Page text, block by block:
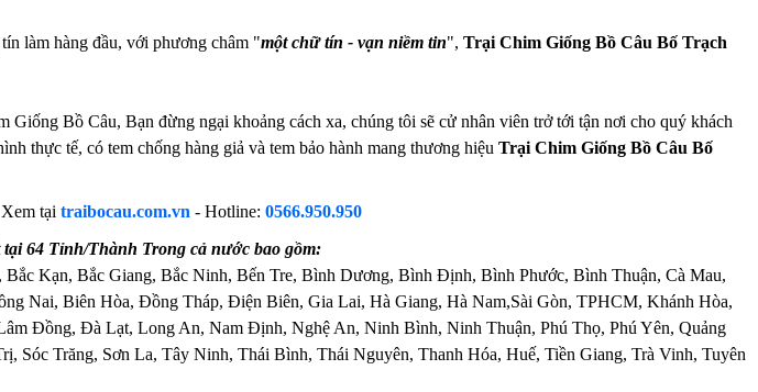
làm hàng đầu, với phương châm "một chữ tín - vạn niềm tin", Trại Chim Giống Bồ Câu Bố Trạch
Giống Bồ Câu, Bạn đừng ngại khoảng cách xa, chúng tôi sẽ cử nhân viên trở tới tận nơi cho quý khách
thực tế, có tem chống hàng giả và tem bảo hành mang thương hiệu Trại Chim Giống Bồ Câu Bố
Xem tại traibocau.com.vn - Hotline: 0566.950.950
64 Tỉnh/Thành Trong cả nước bao gồm:
Kạn, Bắc Giang, Bắc Ninh, Bến Tre, Bình Dương, Bình Định, Bình Phước, Bình Thuận, Cà Mau,
Nai, Biên Hòa, Đồng Tháp, Điện Biên, Gia Lai, Hà Giang, Hà Nam,Sài Gòn, TPHCM, Khánh Hòa,
Đồng, Đà Lạt, Long An, Nam Định, Nghệ An, Ninh Bình, Ninh Thuận, Phú Thọ, Phú Yên, Quảng
Sóc Trăng, Sơn La, Tây Ninh, Thái Bình, Thái Nguyên, Thanh Hóa, Huế, Tiền Giang, Trà Vinh, Tuyên